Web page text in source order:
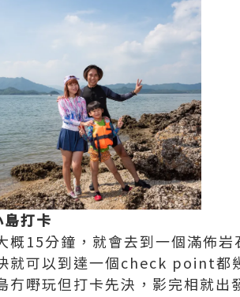
打卡
概15分鐘，就會去到一個滿佈岩
就可以到達一個check point都
冇嘢玩但打卡先決，影完相就出